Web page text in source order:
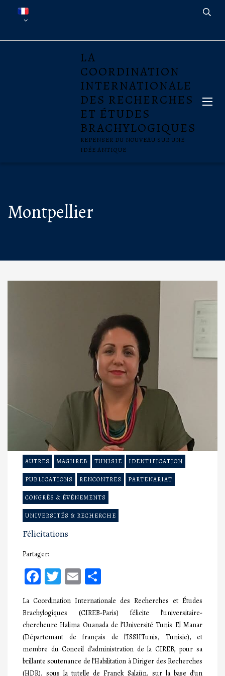
LA
COORDINATION
INTERNATIONALE
DES RECHERCHES
ET ÉTUDES
BRACHYLOGIQUES
REPENSER DU NOUVEAU SUR UNE
IDÉE ANTIQUE
Montpellier
AUTRES MAGHREB TUNISIE IDENTIFICATION
PUBLICATIONS RENCONTRES PARTENARIAT
CONGRÈS & ÉVÉNEMENTS
UNIVERSITÉS & RECHERCHE
Félicitations
Partager:
Facebook
Twitter
Email
La Coordination Internationale des Recherches et Études
Brachylogiques (CIREB-Paris) félicite l’universitaire-
chercheure Halima Ouanada de l’Université Tunis El Manar
(Départemant de français de l’ISSHTunis, Tunisie), et
membre du Conceil d’administration de la CIREB, pour sa
brillante soutenance de l’Habilitation à Diriger des Recherches
(HDR), sous la tutelle de Franck Salaün, sur la base d’un